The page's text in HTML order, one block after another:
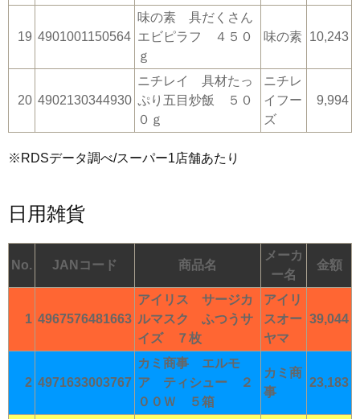
19 4901001150564
味の素 具だくさん
エビピラフ ４５０
ｇ
味の素 10,243
20 4902130344930
ニチレイ 具材たっ
ぷり五目炒飯 ５０
０ｇ
ニチレ
イフー
ズ
9,994
※RDSデータ調べ/スーパー1店舗あたり
日用雑貨
No. JANコード 商品名
メーカ
ー名
金額
1 4967576481663
アイリス サージカ
ルマスク ふつうサ
イズ ７枚
アイリ
スオー
ヤマ
39,044
2 4971633003767
カミ商事 エルモ
ア ティシュー ２
００Ｗ ５箱
カミ商
事
23,183